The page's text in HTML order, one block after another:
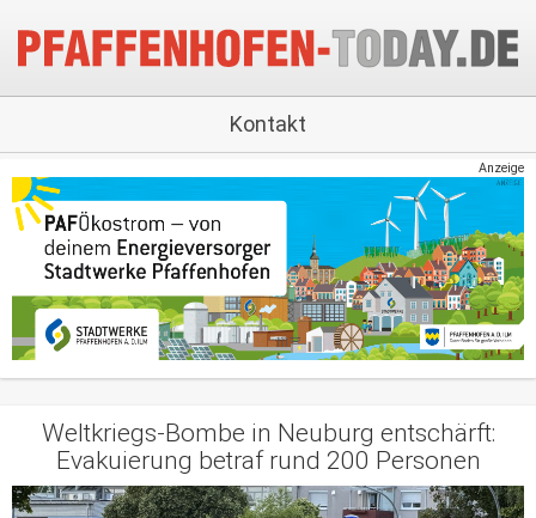
Kontakt
Anzeige
Weltkriegs-Bombe in Neuburg entschärft:
Evakuierung betraf rund 200 Personen